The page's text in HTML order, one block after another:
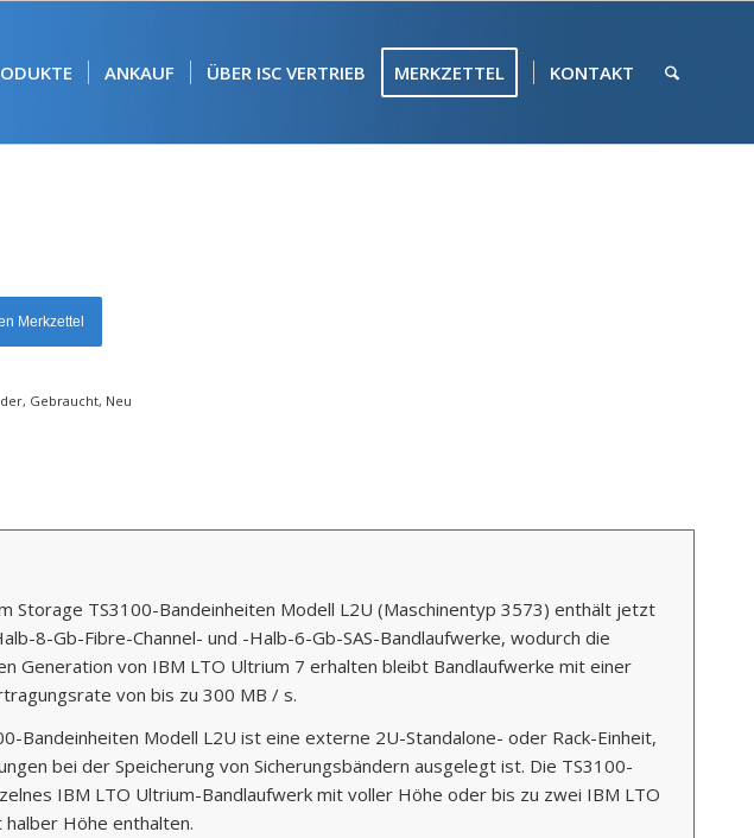
ANKAUF ÜBER ISC VERTRIEB MERKZETTEL KONTAKT
Merkzettel
, Gebraucht, Neu
Storage TS3100-Bandeinheiten Modell L2U (Maschinentyp 3573) enthält jetzt
8-Gb-Fibre-Channel- und -Halb-6-Gb-SAS-Bandlaufwerke, wodurch die
Generation von IBM LTO Ultrium 7 erhalten bleibt Bandlaufwerke mit einer
von bis zu 300 MB / s.
Bandeinheiten Modell L2U ist eine externe 2U-Standalone- oder Rack-Einheit,
bei der Speicherung von Sicherungsbändern ausgelegt ist. Die TS3100-
IBM LTO Ultrium-Bandlaufwerk mit voller Höhe oder bis zu zwei IBM LTO
Höhe enthalten.